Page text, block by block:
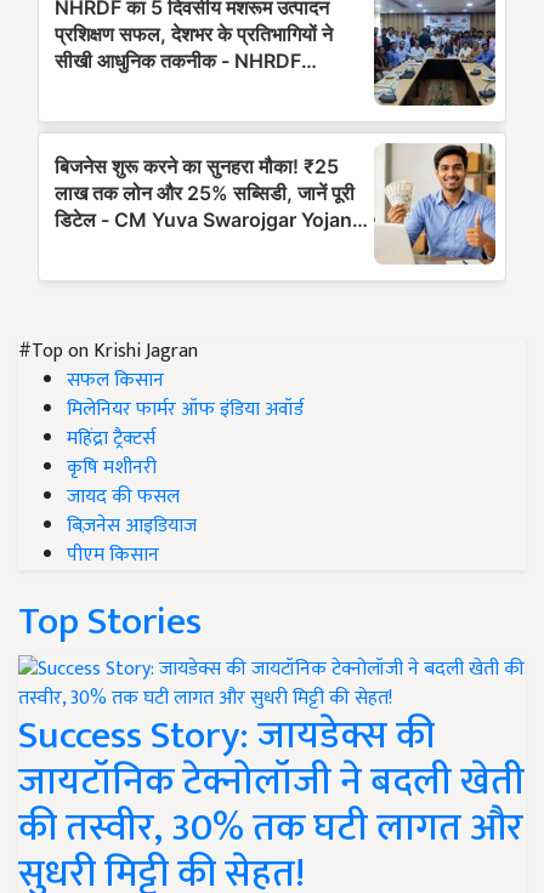
#Top on Krishi Jagran
सफल किसान
मिलेनियर फार्मर ऑफ इंडिया अवॉर्ड
महिंद्रा ट्रैक्टर्स
कृषि मशीनरी
जायद की फसल
बिज़नेस आइडियाज
पीएम किसान
Top Stories
Success Story: जायडेक्स की
जायटॉनिक टेक्नोलॉजी ने बदली खेती
की तस्वीर, 30% तक घटी लागत और
सुधरी मिट्टी की सेहत!